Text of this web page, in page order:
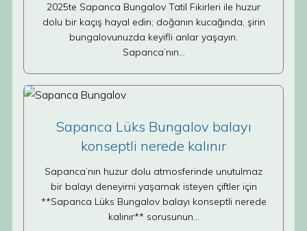
2025te Sapanca Bungalov Tatil Fikirleri ile huzur
dolu bir kaçış hayal edin; doğanın kucağında, şirin
bungalovunuzda keyifli anlar yaşayın.
Sapanca’nın…
Sapanca Lüks Bungalov balayı
konseptli nerede kalınır
Sapanca’nın huzur dolu atmosferinde unutulmaz
bir balayı deneyimi yaşamak isteyen çiftler için
**Sapanca Lüks Bungalov balayı konseptli nerede
kalınır** sorusunun…